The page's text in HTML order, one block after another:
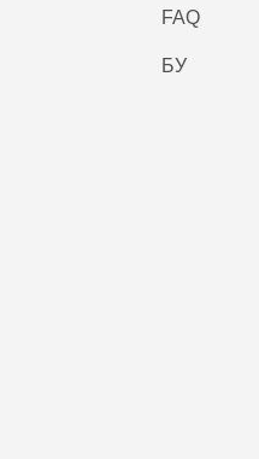
FAQ
БУ